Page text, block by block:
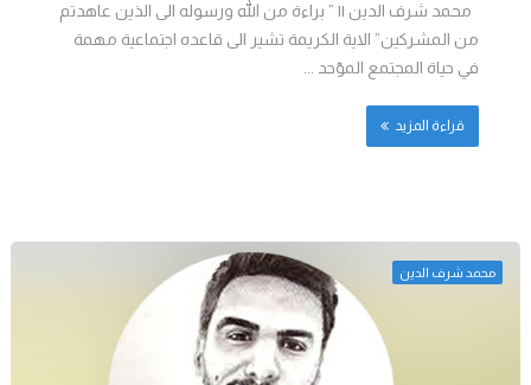
محمد شرف الدين || ” براءة من الله ورسوله الى الذين عاهدتم
من المشركين” الاية الكريمة تشير الى قاعده اجتماعية مهمة
في حياة المجتمع الموّحد ...
قراءة المزيد
محمد شرف الدين